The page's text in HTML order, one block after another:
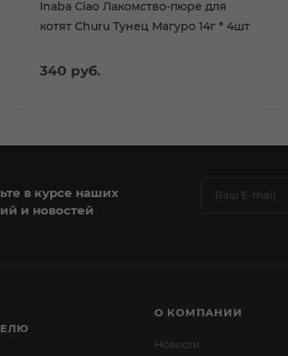
Inaba Ciao Лакомство-пюре для
котят Churu Тунец Магуро 14г * 4шт
340 руб.
в курсе наших
и новостей
О КОМПАНИИ
Новости